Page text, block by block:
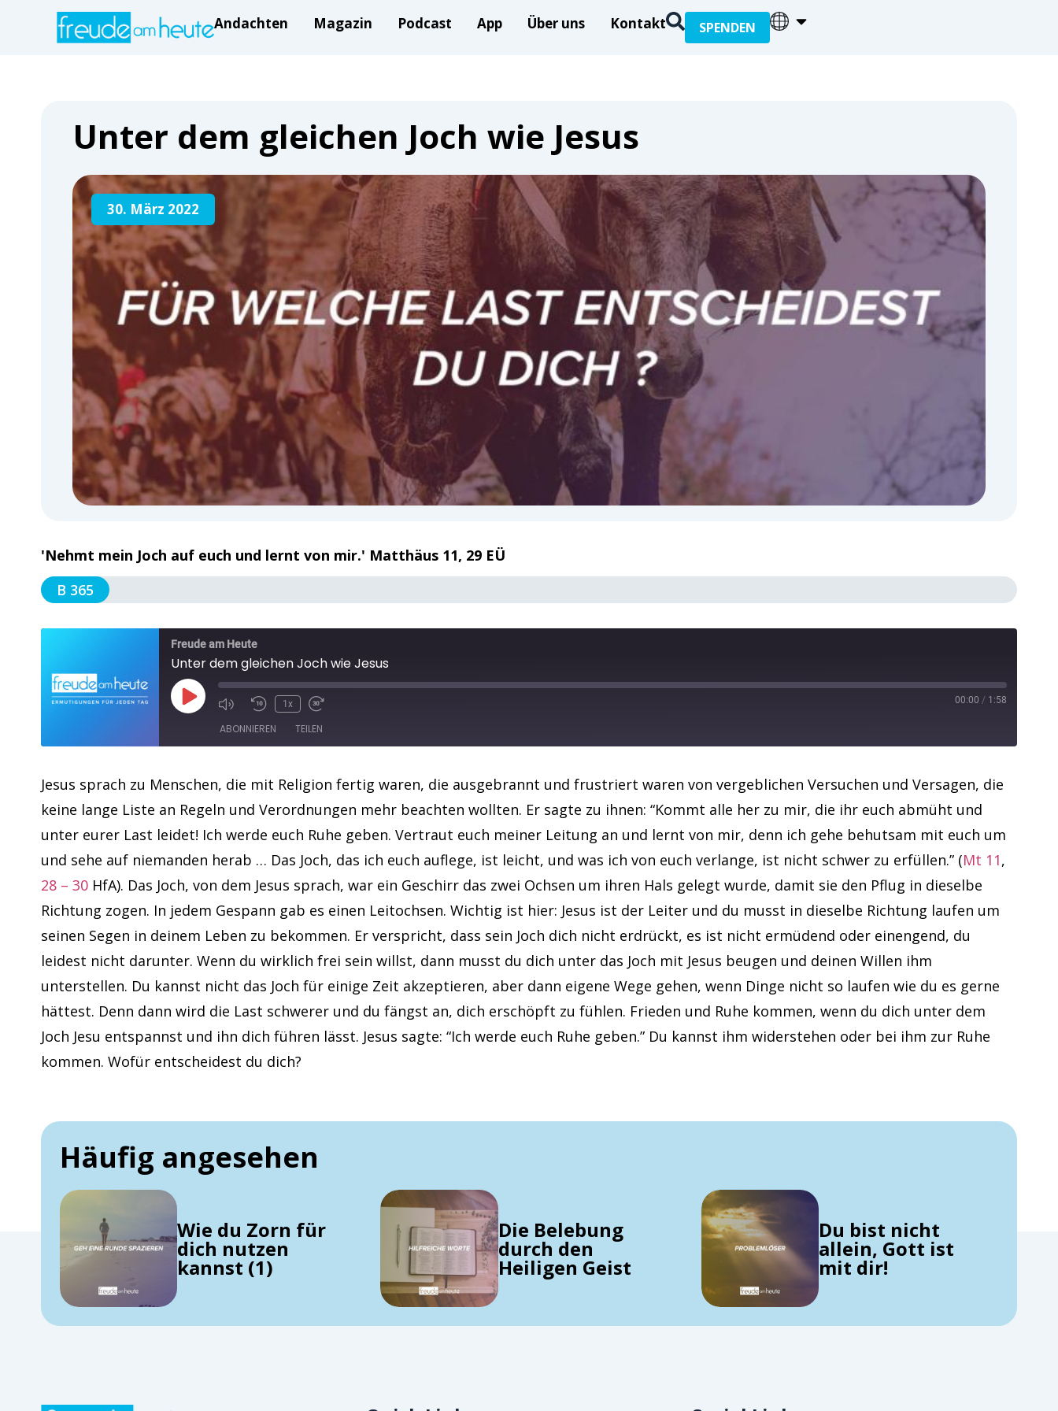
Andachten Magazin Podcast App Über uns Kontakt SPENDEN
Unter dem gleichen Joch wie Jesus
30. März 2022
'Nehmt mein Joch auf euch und lernt von mir.' Matthäus 11, 29 EÜ
B 365
Freude am Heute
Unter dem gleichen Joch wie Jesus
1x 00:00 / 1:58
ABONNIEREN TEILEN
Apple Podcasts
RSS FEED
TEILEN
LINK
EMBED
Jesus sprach zu Menschen, die mit Religion fertig waren, die ausgebrannt und frustriert waren von vergeblichen Versuchen und Versagen, die
keine lange Liste an Regeln und Verordnungen mehr beachten wollten. Er sagte zu ihnen: “Kommt alle her zu mir, die ihr euch abmüht und
unter eurer Last leidet! Ich werde euch Ruhe geben. Vertraut euch meiner Leitung an und lernt von mir, denn ich gehe behutsam mit euch um
und sehe auf niemanden herab … Das Joch, das ich euch auflege, ist leicht, und was ich von euch verlange, ist nicht schwer zu erfüllen.” (Mt 11,
28 – 30 HfA). Das Joch, von dem Jesus sprach, war ein Geschirr das zwei Ochsen um ihren Hals gelegt wurde, damit sie den Pflug in dieselbe
Richtung zogen. In jedem Gespann gab es einen Leitochsen. Wichtig ist hier: Jesus ist der Leiter und du musst in dieselbe Richtung laufen um
seinen Segen in deinem Leben zu bekommen. Er verspricht, dass sein Joch dich nicht erdrückt, es ist nicht ermüdend oder einengend, du
leidest nicht darunter. Wenn du wirklich frei sein willst, dann musst du dich unter das Joch mit Jesus beugen und deinen Willen ihm
unterstellen. Du kannst nicht das Joch für einige Zeit akzeptieren, aber dann eigene Wege gehen, wenn Dinge nicht so laufen wie du es gerne
hättest. Denn dann wird die Last schwerer und du fängst an, dich erschöpft zu fühlen. Frieden und Ruhe kommen, wenn du dich unter dem
Joch Jesu entspannst und ihn dich führen lässt. Jesus sagte: “Ich werde euch Ruhe geben.” Du kannst ihm widerstehen oder bei ihm zur Ruhe
kommen. Wofür entscheidest du dich?
Häufig angesehen
Wie du Zorn für
dich nutzen
kannst (1)
Die Belebung
durch den
Heiligen Geist
Du bist nicht
allein, Gott ist
mit dir!